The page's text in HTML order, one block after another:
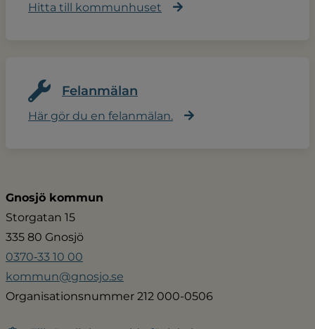
Hitta till kommunhuset
Felanmälan
Här gör du en felanmälan.
Gnosjö kommun
Storgatan 15
335 80 Gnosjö
0370‑33 10 00
kommun@gnosjo.se
Organisationsnummer 212 000-0506